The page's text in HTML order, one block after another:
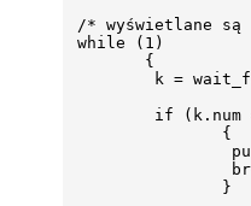
/* wyświetlane są
while (1)
        {
k =
if (k.num
                {
                }